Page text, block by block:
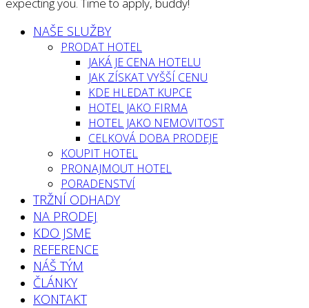
NAŠE SLUŽBY
PRODAT HOTEL
JAKÁ JE CENA HOTELU
JAK ZÍSKAT VYŠŠÍ CENU
KDE HLEDAT KUPCE
HOTEL JAKO FIRMA
HOTEL JAKO NEMOVITOST
CELKOVÁ DOBA PRODEJE
KOUPIT HOTEL
PRONAJMOUT HOTEL
PORADENSTVÍ
TRŽNÍ ODHADY
NA PRODEJ
KDO JSME
REFERENCE
NÁŠ TÝM
ČLÁNKY
KONTAKT